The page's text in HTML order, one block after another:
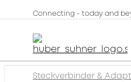
Connecting - today and
Steckverbinder &